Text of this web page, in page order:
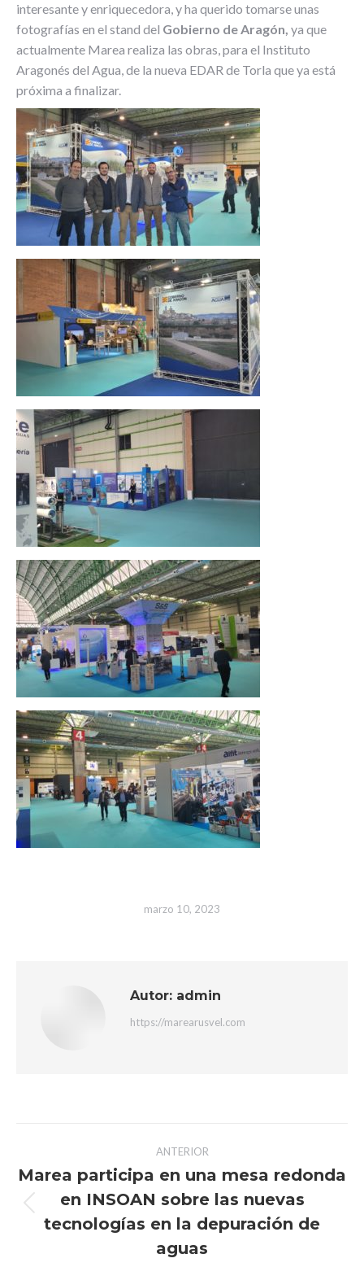
interesante y enriquecedora, y ha querido tomarse unas
fotografías en el stand del Gobierno de Aragón, ya que
actualmente Marea realiza las obras, para el Instituto
Aragonés del Agua, de la nueva EDAR de Torla que ya está
próxima a finalizar.
marzo 10, 2023
Autor: admin
https://marearusvel.com
Navegación
entre
publicaciones
ANTERIOR
anterior:
Marea participa en una mesa redonda
en INSOAN sobre las nuevas
tecnologías en la depuración de
aguas